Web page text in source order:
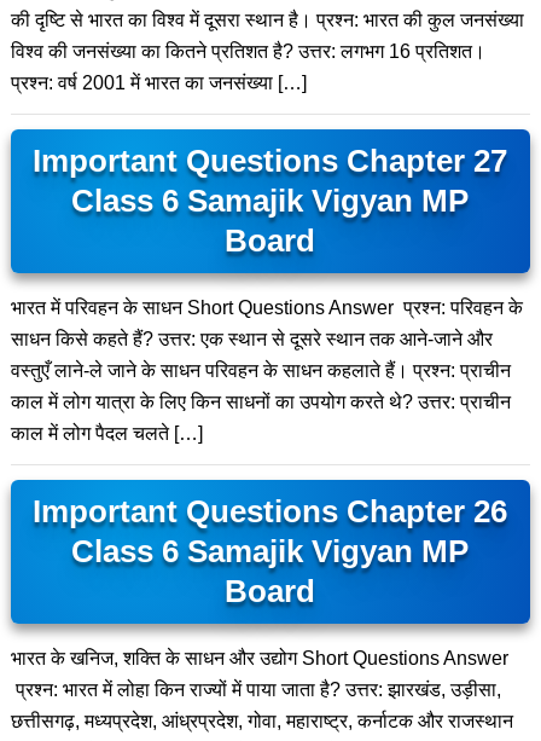
की दृष्टि से भारत का विश्व में दूसरा स्थान है। प्रश्न: भारत की कुल जनसंख्या
विश्व की जनसंख्या का कितने प्रतिशत है? उत्तर: लगभग 16 प्रतिशत।
प्रश्न: वर्ष 2001 में भारत का जनसंख्या […]
Important Questions Chapter 27
Class 6 Samajik Vigyan MP
Board
भारत में परिवहन के साधन Short Questions Answer प्रश्न: परिवहन के
साधन किसे कहते हैं? उत्तर: एक स्थान से दूसरे स्थान तक आने-जाने और
वस्तुएँ लाने-ले जाने के साधन परिवहन के साधन कहलाते हैं। प्रश्न: प्राचीन
काल में लोग यात्रा के लिए किन साधनों का उपयोग करते थे? उत्तर: प्राचीन
काल में लोग पैदल चलते […]
Important Questions Chapter 26
Class 6 Samajik Vigyan MP
Board
भारत के खनिज, शक्ति के साधन और उद्योग Short Questions Answer
प्रश्न: भारत में लोहा किन राज्यों में पाया जाता है? उत्तर: झारखंड, उड़ीसा,
छत्तीसगढ़, मध्यप्रदेश, आंध्रप्रदेश, गोवा, महाराष्ट्र, कर्नाटक और राजस्थान